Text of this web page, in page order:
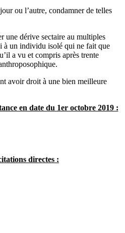
ou l’autre, condamner de telles
une dérive sectaire au multiples
à un individu isolé qui ne fait que
a vu et compris après trente
avoir droit à une bien meilleure
en date du 1er octobre 2019 :
directes :